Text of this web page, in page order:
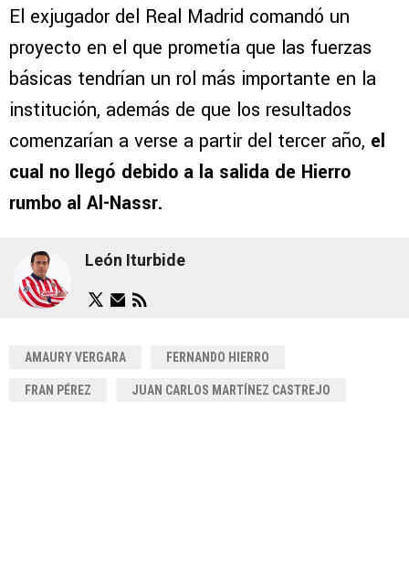
El exjugador del Real Madrid comandó un
proyecto en el que prometía que las fuerzas
básicas tendrían un rol más importante en la
institución, además de que los resultados
comenzarían a verse a partir del tercer año, el
cual no llegó debido a la salida de Hierro
rumbo al Al-Nassr.
León Iturbide
AMAURY VERGARA FERNANDO HIERRO
FRAN PÉREZ JUAN CARLOS MARTÍNEZ CASTREJO